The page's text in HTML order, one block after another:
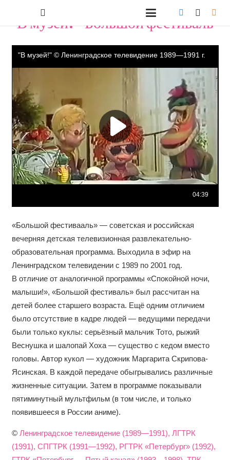
В музей! - Большой фестиваль
«Большой фестивааль» — советская и российская
вечерняя детская телевизионная развлекательно-
образовательная программа. Выходила в эфир на
Ленинградском телевидении с 1989 по 2001 год.
В отличие от аналогичной программы «Спокойной ночи,
малыши!», «Большой фестиваль» был рассчитан на
детей более старшего возраста. Ещё одним отличием
было отсутствие в кадре людей — ведущими передачи
были только куклы: серьёзный мальчик Тото, рыжий
Веснушка и шалопай Хоха — существо с кедом вместо
головы. Автор кукол — художник Маргарита Скрипова-
Ясинская. В каждой передаче обыгрывались различные
жизненные ситуации. Затем в программе показывали
пятиминутный мультфильм (в том числе, и только
появившееся в России аниме).
© Ленинградское телевидение (1989—1991), ЛГТРК
(1991), СПГТРК (1991—1992), РГТРК «Петербург» (1992),